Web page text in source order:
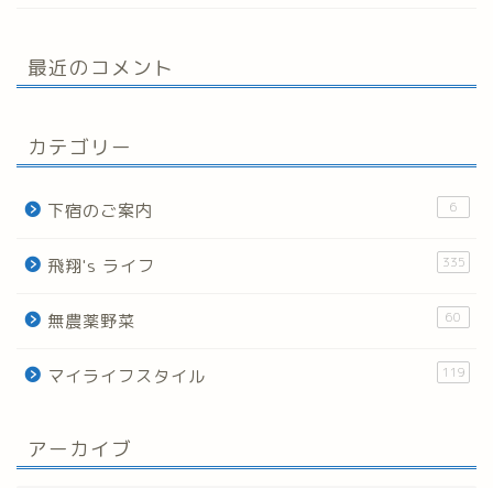
最近のコメント
カテゴリー
下宿のご案内 6
飛翔's ライフ 335
無農薬野菜 60
マイライフスタイル 119
アーカイブ